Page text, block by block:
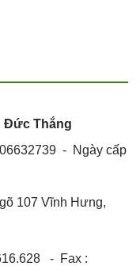
Đức Thắng
- Ngày cấp
107 Vĩnh Hưng,
- Fax :